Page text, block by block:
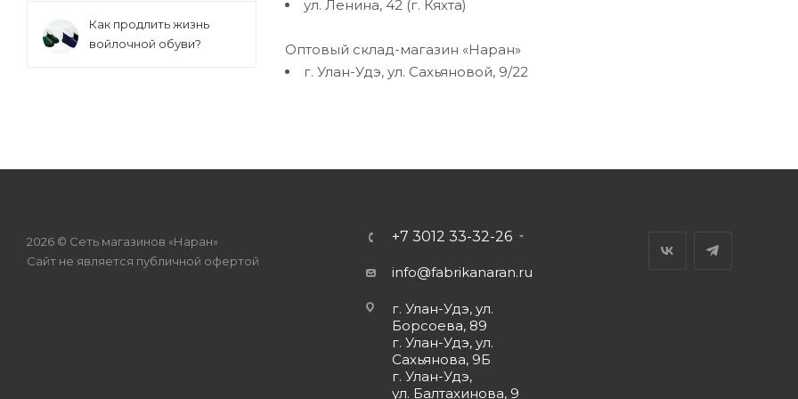
ул. Ленина, 42 (г. Кяхта)
Оптовый склад-магазин «Наран»
г. Улан-Удэ, ул. Сахьяновой, 9/22
Как продлить жизнь
войлочной обуви?
2026 © Сеть магазинов «Наран»
Сайт не является публичной офертой
+7 3012 33-32-26
info@fabrikanaran.ru
г. Улан-Удэ, ул.
Борсоева, 89
г. Улан-Удэ, ул.
Сахьянова, 9Б
г. Улан-Удэ,
ул. Балтахинова, 9